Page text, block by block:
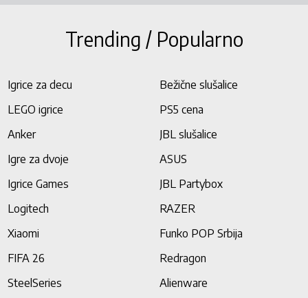
Trending / Popularno
Igrice za decu
Bežične slušalice
LEGO igrice
PS5 cena
Anker
JBL slušalice
Igre za dvoje
ASUS
Igrice Games
JBL Partybox
Logitech
RAZER
Xiaomi
Funko POP Srbija
FIFA 26
Redragon
SteelSeries
Alienware